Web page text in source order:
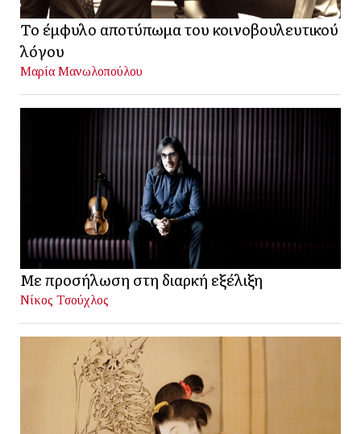
Το έμφυλο αποτύπωμα του κοινοβουλευτικού
λόγου
Μαρία Μανωλοπούλου
Με προσήλωση στη διαρκή εξέλιξη
Νίκος Τσούχλος